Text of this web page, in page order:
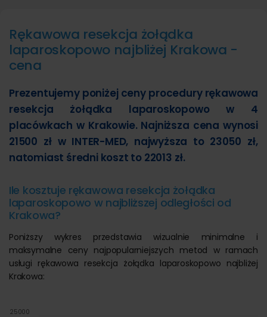
Rękawowa resekcja żołądka
laparoskopowo najbliżej Krakowa -
cena
Prezentujemy poniżej ceny procedury rękawowa
resekcja żołądka laparoskopowo w 4
placówkach w Krakowie. Najniższa cena wynosi
21500 zł w INTER-MED, najwyższa to 23050 zł,
natomiast średni koszt to 22013 zł.
Ile kosztuje rękawowa resekcja żołądka
laparoskopowo w najbliższej odległości od
Krakowa?
Poniższy wykres przedstawia wizualnie minimalne i
maksymalne ceny najpopularniejszych metod w ramach
usługi rękawowa resekcja żołądka laparoskopowo najbliżej
Krakowa:
25000